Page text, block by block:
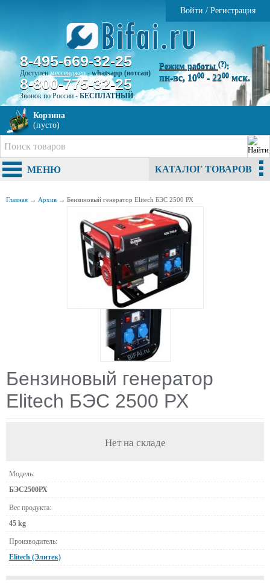
Войти / Регистрация
8-495-669-32-25
Доступенмессенджер-whatsapp (вотсап)
8-800-775-32-25
Звонок по России - БЕСПЛАТНЫЙ
Режим работы (?):
пн-вс, 1000 - 2200 мск.
Корзина
(пусто)
МЕНЮ КАТАЛОГ ТОВАРОВ
Главная → Архив → Бензиновый генератор Elitech БЭС 2500 РХ
Бензиновый генератор
Elitech БЭС 2500 РХ
Нет на складе
Модель:
БЭС2500РХ
Вес продукта:
45 kg
Производитель:
Elitech (Элитек)